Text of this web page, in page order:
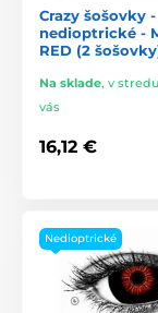
Crazy šošovky -
nedioptrické -
RED (2
Na sklade, v stredu
vás
16,12 €
Nedioptrické